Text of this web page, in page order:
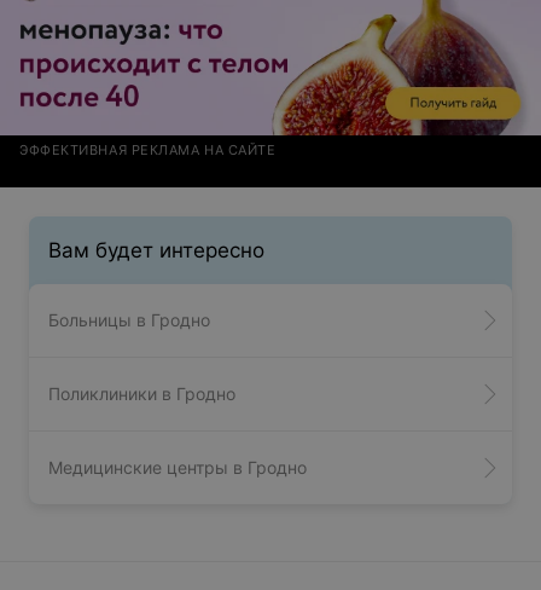
ЭФФЕКТИВНАЯ РЕКЛАМА НА САЙТЕ
Вам будет интересно
Больницы в Гродно
Поликлиники в Гродно
Медицинские центры в Гродно